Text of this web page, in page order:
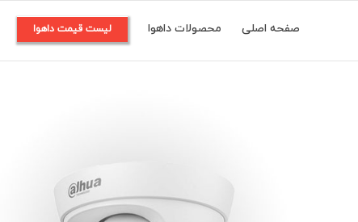
content
صفحه اصلی محصولات داهوا لیست قیمت داهوا